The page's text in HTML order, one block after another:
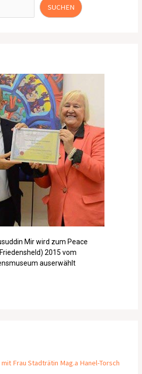
SUCHEN
Mir wird zum Peace
2015 vom
auserwählt
Frau Stadträtin Mag.a Hanel-Torsch